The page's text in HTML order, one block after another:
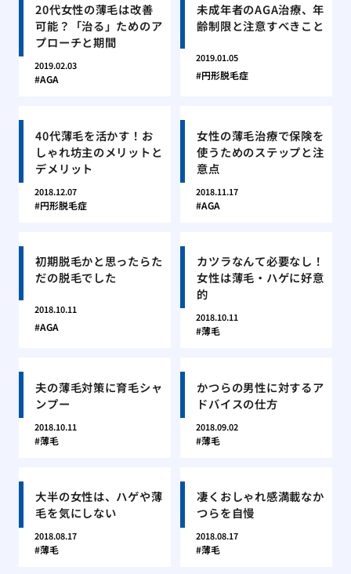
20代女性の薄毛は改善
可能？「治る」ためのア
プローチと期間
2019.02.03
AGA
未成年者のAGA治療、年
齢制限と注意すべきこと
2019.01.05
円形脱毛症
40代薄毛を活かす！お
しゃれ坊主のメリットと
デメリット
2018.12.07
円形脱毛症
女性の薄毛治療で保険を
使うためのステップと注
意点
2018.11.17
AGA
初期脱毛かと思ったらた
だの脱毛でした
2018.10.11
AGA
カツラなんて必要なし！
女性は薄毛・ハゲに好意
的
2018.10.11
薄毛
夫の薄毛対策に育毛シャ
ンプー
2018.10.11
薄毛
かつらの男性に対するア
ドバイスの仕方
2018.09.02
薄毛
大半の女性は、ハゲや薄
毛を気にしない
2018.08.17
薄毛
凄くおしゃれ感満載なか
つらを自慢
2018.08.17
薄毛